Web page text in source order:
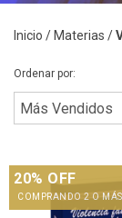
Inicio / Materias /
Ordenar por:
20% OFF
COMPRANDO 2 O